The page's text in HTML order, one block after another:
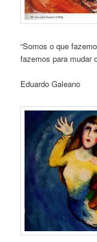
“Somos o que
fazemos para mudar
Eduardo Galeano